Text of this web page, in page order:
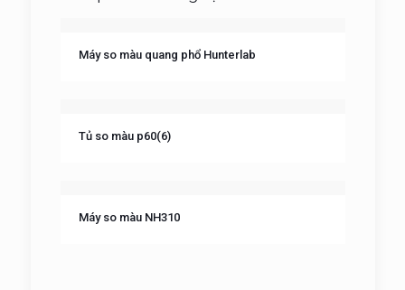
Máy so màu quang phổ Hunterlab
Tủ so màu p60(6)
Máy so màu NH310